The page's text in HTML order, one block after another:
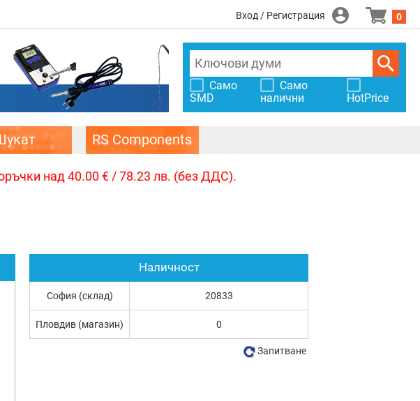
Вход / Регистрация 0
Само
SMD
Само
налични
HotPrice
RS Components
над 40.00 € / 78.23 лв. (без ДДС).
Наличност
София (склад) 20833
Пловдив (магазин) 0
Запитване